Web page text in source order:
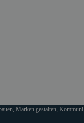
Marken gestalten,